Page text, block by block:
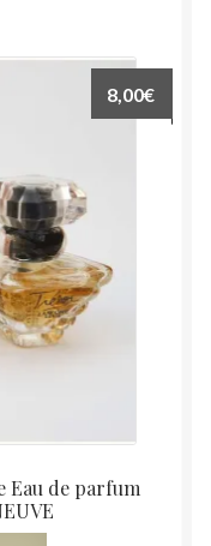
Eau de parfum
8,00€